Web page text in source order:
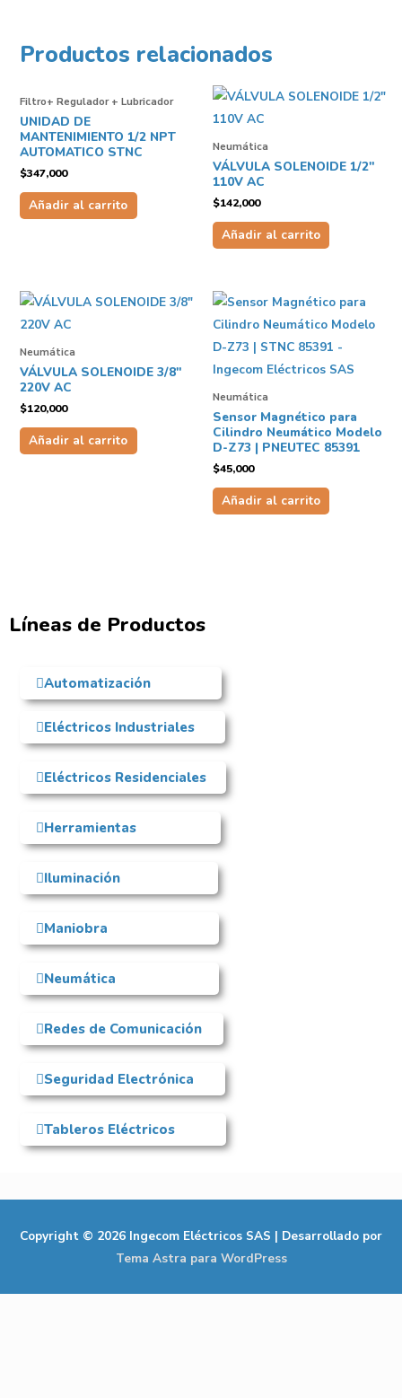
Productos relacionados
Filtro+ Regulador + Lubricador
UNIDAD DE
MANTENIMIENTO 1/2 NPT
AUTOMATICO STNC
$347,000
Añadir al carrito
Neumática
VÁLVULA SOLENOIDE 1/2″
110V AC
$142,000
Añadir al carrito
Neumática
VÁLVULA SOLENOIDE 3/8″
220V AC
$120,000
Añadir al carrito
Neumática
Sensor Magnético para
Cilindro Neumático Modelo
D-Z73 | PNEUTEC 85391
$45,000
Añadir al carrito
Líneas de Productos
Automatización
Eléctricos Industriales
Eléctricos Residenciales
Herramientas
Iluminación
Maniobra
Neumática
Redes de Comunicación
Seguridad Electrónica
Tableros Eléctricos
Copyright © 2026 Ingecom Eléctricos SAS | Desarrollado por
Tema Astra para WordPress